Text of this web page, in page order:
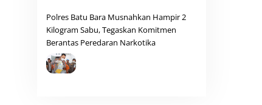
Polres Batu Bara Musnahkan Hampir 2
Kilogram Sabu, Tegaskan Komitmen
Berantas Peredaran Narkotika